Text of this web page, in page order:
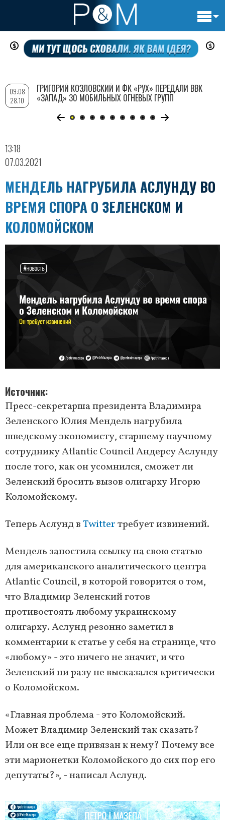
Перейти
содержанию
13:18
07.03.2021
МЕНДЕЛЬ НАГРУБИЛА АСЛУНДУ ВО
ВРЕМЯ СПОРА О ЗЕЛЕНСКОМ И
КОЛОМОЙСКОМ
Источник
Пресс-секретарша президента Владимира
Зеленского Юлия Мендель нагрубила
шведскому экономисту, старшему научному
сотруднику Atlantic Council Андерсу Аслунду
после того, как он усомнился, сможет ли
Зеленский бросить вызов олигарху Игорю
Коломойскому.
Теперь Аслунд вTwitterтребует извинений.
Мендель запостила ссылку на свою статью
для американского аналитического центра
Atlantic Council, в которой говорится о том,
что Владимир Зеленский готов
противостоять любому украинскому
олигарху. Аслунд резонно заметил в
комментарии к статье у себя на странице, что
«любому» - это ничего не значит, и что
Зеленский ни разу не высказался критически
о Коломойском.
«Главная проблема - это Коломойский.
Может Владимир Зеленский так сказать?
Или он все еще привязан к нему? Почему все
эти марионетки Коломойского до сих пор его
депутаты?», - написал Аслунд.
09:08
28.10
ГРИГОРИЙ КОЗЛОВСКИЙ И ФК «РУХ» ПЕРЕДАЛИ ВВК
«ЗАПАД» 30 МОБИЛЬНЫХ ОГНЕВЫХ ГРУПП